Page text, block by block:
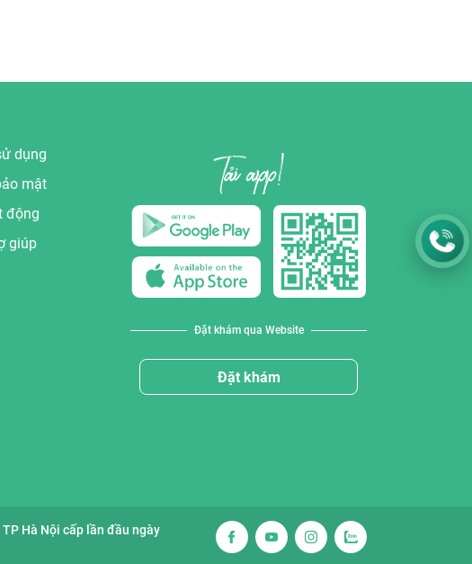
dụng
mật
động
giúp
Đặt khám qua Website
Đặt khám
Hà Nội cấp lần đầu ngày